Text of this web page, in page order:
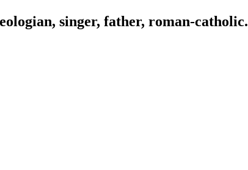
singer, father, roman-catholic.